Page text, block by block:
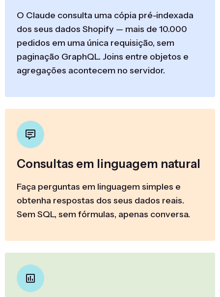
O Claude consulta uma cópia pré-indexada
dos seus dados Shopify — mais de 10.000
pedidos em uma única requisição, sem
paginação GraphQL. Joins entre objetos e
agregações acontecem no servidor.
Consultas em linguagem natural
Faça perguntas em linguagem simples e
obtenha respostas dos seus dados reais.
Sem SQL, sem fórmulas, apenas conversa.